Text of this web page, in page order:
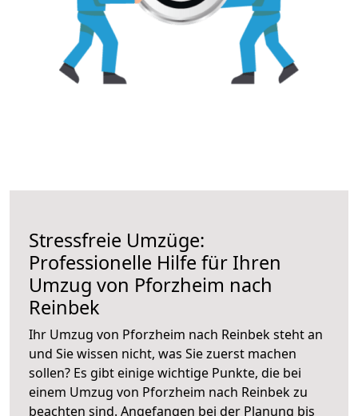
Stressfreie Umzüge:
Professionelle Hilfe für Ihren
Umzug von Pforzheim nach
Reinbek
Ihr Umzug von Pforzheim nach Reinbek steht an
und Sie wissen nicht, was Sie zuerst machen
sollen? Es gibt einige wichtige Punkte, die bei
einem Umzug von Pforzheim nach Reinbek zu
beachten sind. Angefangen bei der Planung bis